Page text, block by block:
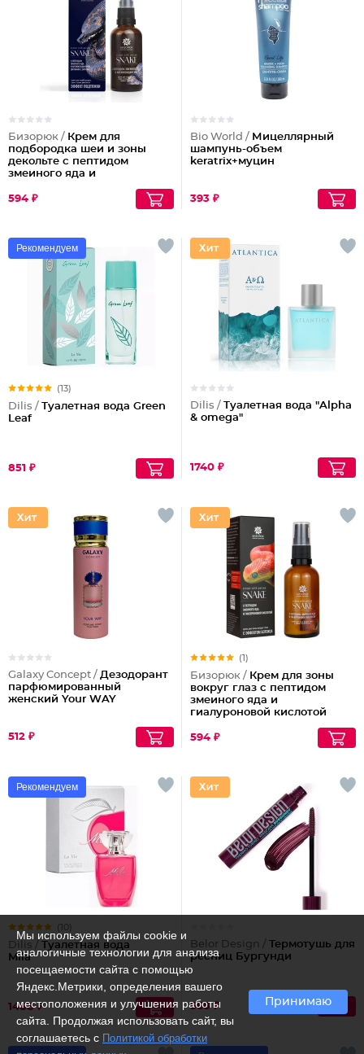
Бизорюк / Крем для
подбородка шеи и зоны
декольте с пептидом
змеиного яда и
594 ₽
Bio World / Мицеллярный
шампунь-объем
keratrix+муцин
393 ₽
Рекомендуем
(13)
Dilis / Туалетная вода Green
Leaf
851 ₽
Dilis / Туалетная вода "Alpha
& omega"
1740 ₽
Galaxy Concept / Дезодорант
парфюмированный
женский Your WAY
512 ₽
(1)
Бизорюк / Крем для зоны
вокруг глаз с пептидом
змеиного яда и
гиалуроновой кислотой
594 ₽
Рекомендуем
(10)
Dilis / Туалетная вода
Mila
1488 ₽
Belor Design / Термотушь для
ресниц Бургунди
568 ₽
Мы используем файлы cookie и
аналогичные технологии для анализа
посещаемости сайта с помощью
Яндекс.Метрики, определения вашего
местоположения и улучшения работы
сайта. Продолжая использовать сайт, вы
соглашаетесь с Политикой обработки
Принимаю